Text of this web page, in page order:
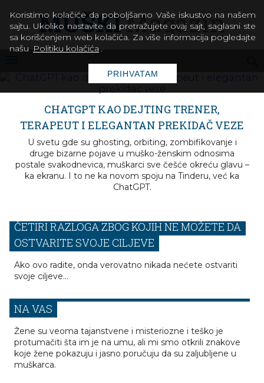
CHATGPT KAO DEJTING TRENER,
TERAPEUT I ELEGANTAN PREKIDAČ VEZE
U svetu gde su ghosting, orbiting, zombifikovanje i
druge bizarne pojave u muško-ženskim odnosima
postale svakodnevica, muškarci sve češće okreću glavu –
ka ekranu. I to ne ka novom spoju na Tinderu, već ka
ChatGPT.
ČETIRI RAZLOGA ZBOG KOJIH NE MOŽETE DA
OSTVARITE SVOJE CILJEVE
Ako ovo radite, onda verovatno nikada nećete ostvariti
svoje ciljeve...
NA VAS
Žene su veoma tajanstvene i misteriozne i teško je
protumačiti šta im je na umu, ali mi smo otkrili znakove
koje žene pokazuju i jasno poručuju da su zaljubljene u
muškarca.
Koristimo kolačiće da poboljšamo Vaše iskustvo na našem
sajtu. Ukoliko nastavite da pretražujete ovaj sajt, saglasni ste
sa korišćenjem web kolačića. Za više informacija pogledajte
našu Politiku kolačića .
PRIHVATAM